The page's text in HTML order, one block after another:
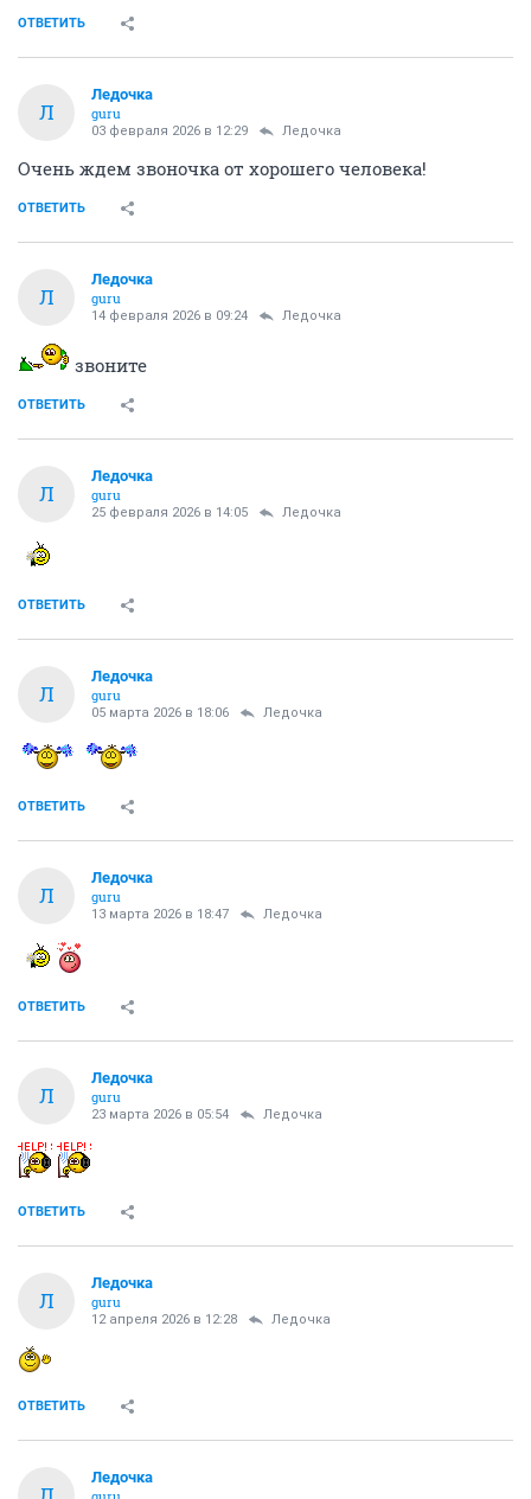
ОТВЕТИТЬ
Л
Ледочка
guru
03 февраля 2026 в 12:29 Ледочка
Очень ждем звоночка от хорошего человека!
ОТВЕТИТЬ
Л
Ледочка
guru
14 февраля 2026 в 09:24 Ледочка
звоните
ОТВЕТИТЬ
Л
Ледочка
guru
25 февраля 2026 в 14:05 Ледочка
ОТВЕТИТЬ
Л
Ледочка
guru
05 марта 2026 в 18:06 Ледочка
ОТВЕТИТЬ
Л
Ледочка
guru
13 марта 2026 в 18:47 Ледочка
ОТВЕТИТЬ
Л
Ледочка
guru
23 марта 2026 в 05:54 Ледочка
ОТВЕТИТЬ
Л
Ледочка
guru
12 апреля 2026 в 12:28 Ледочка
ОТВЕТИТЬ
Ледочка